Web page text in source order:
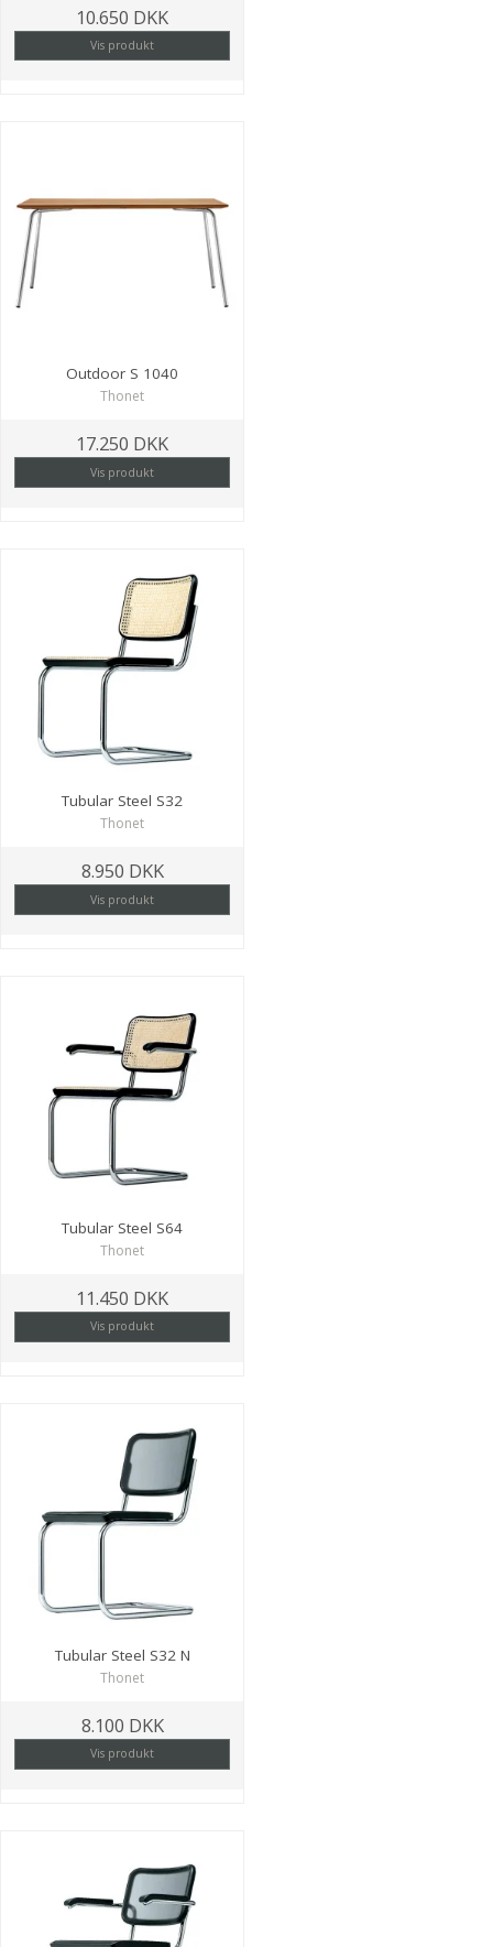
10.650 DKK
Vis produkt
Outdoor S 1040
Thonet
17.250 DKK
Vis produkt
Tubular Steel S32
Thonet
8.950 DKK
Vis produkt
Tubular Steel S64
Thonet
11.450 DKK
Vis produkt
Tubular Steel S32 N
Thonet
8.100 DKK
Vis produkt